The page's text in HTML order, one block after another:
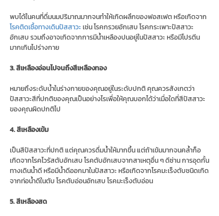
พบได้ในคนที่ดื่มนมปริมาณมากจนทำให้เกิดผลึกของฟอสเฟต หรือเกิดจาก
โรคติดเชื้อทางเดินปัสสาวะ เช่น โรคกรวยอักเสบ โรคกระเพาะปัสสาวะ
อักเสบ รวมถึงอาจเกิดจากการมีน้ำเหลืองปนอยู่ในปัสสาวะ หรือมีโปรตีน
มากเกินไปร่างกาย
3. สีเหลืองอ่อนไปจนถึงสีเหลืองทอง
หมายถึงระดับน้ำในร่างกายของคุณอยู่ในระดับปกติ คุณควรสังเกตว่า
ปัสสาวะสีที่ปกติของคุณเป็นอย่างไรเพื่อให้คุณบอกได้ว่าเมื่อใดที่สีปัสสาวะ
ของคุณผิดปกติไป
4. สีเหลืองเข้ม
เป็นสีปัสสาวะที่ปกติ แต่คุณควรดื่มน้ำให้มากขึ้น แต่ถ้าเข้มมากจนคล้ำก็อ
เกิดจากโรคไวรัสตับอักเสบ โรคตับอักเสบจากสาเหตุอื่น ๆ ดีซ่าน การอุดกั้น
ทางเดินน้ำดี หรือมีน้ำดีออกมาในปัสสาวะ หรือเกิดจากโรคมะเร็งตับชนิดเกิด
จากท่อน้ำดีในตับ โรคตับอ่อนอักเสบ โรคมะเร็งตับอ่อน
5. สีเหลืองสด